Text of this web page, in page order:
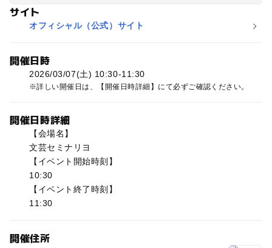
サイト
オフィシャル（公式）サイト
開催日時
2026/03/07(土) 10:30-11:30
詳しい開催日は、【開催日時詳細】にて必ずご確認ください。
開催日時詳細
【会場名】
文芸セミナリヨ
【イベント開始時刻】
10:30
【イベント終了時刻】
11:30
開催住所